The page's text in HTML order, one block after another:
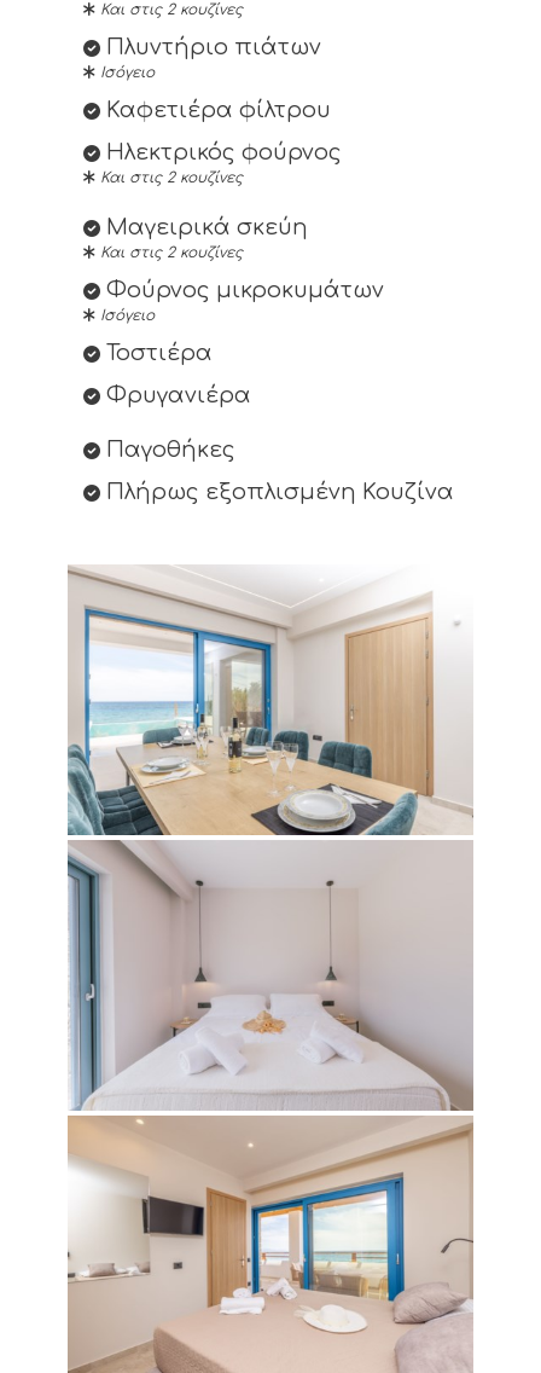
Και στις 2 κουζίνες
Πλυντήριο πιάτων
Ισόγειο
Καφετιέρα φίλτρου
Ηλεκτρικός φούρνος
Και στις 2 κουζίνες
Μαγειρικά σκεύη
Και στις 2 κουζίνες
Φούρνος μικροκυμάτων
Ισόγειο
Τοστιέρα
Φρυγανιέρα
Παγοθήκες
Πλήρως εξοπλισμένη Κουζίνα